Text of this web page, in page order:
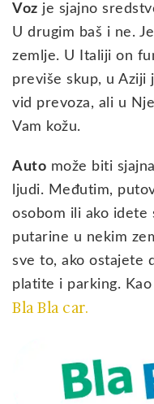
Voz je sjajno
U drugim baš i ne.
zemlje. U Italiji on
previše skup, u Aziji
vid prevoza, ali u
Vam kožu.
Auto može biti
ljudi. Međutim,
osobom ili ako idete
putarine u nekim
sve to, ako ostajete
platite i parking.
Bla Bla car.